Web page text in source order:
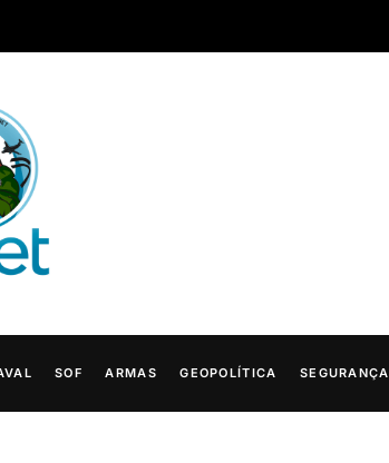
SOF ARMAS GEOPOLÍTICA SEGURANÇA